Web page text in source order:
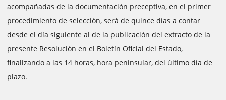
acompañadas de la documentación preceptiva, en el primer
procedimiento de selección, será de quince días a contar
desde el día siguiente al de la publicación del extracto de la
presente Resolución en el Boletín Oficial del Estado,
finalizando a las 14 horas, hora peninsular, del último día de
plazo.